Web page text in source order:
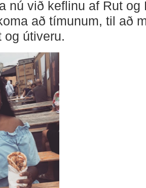
nú við keflinu af Rut og
að tímunum, til að
og útiveru.